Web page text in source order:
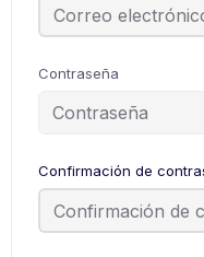
Contraseña
Confirmación de